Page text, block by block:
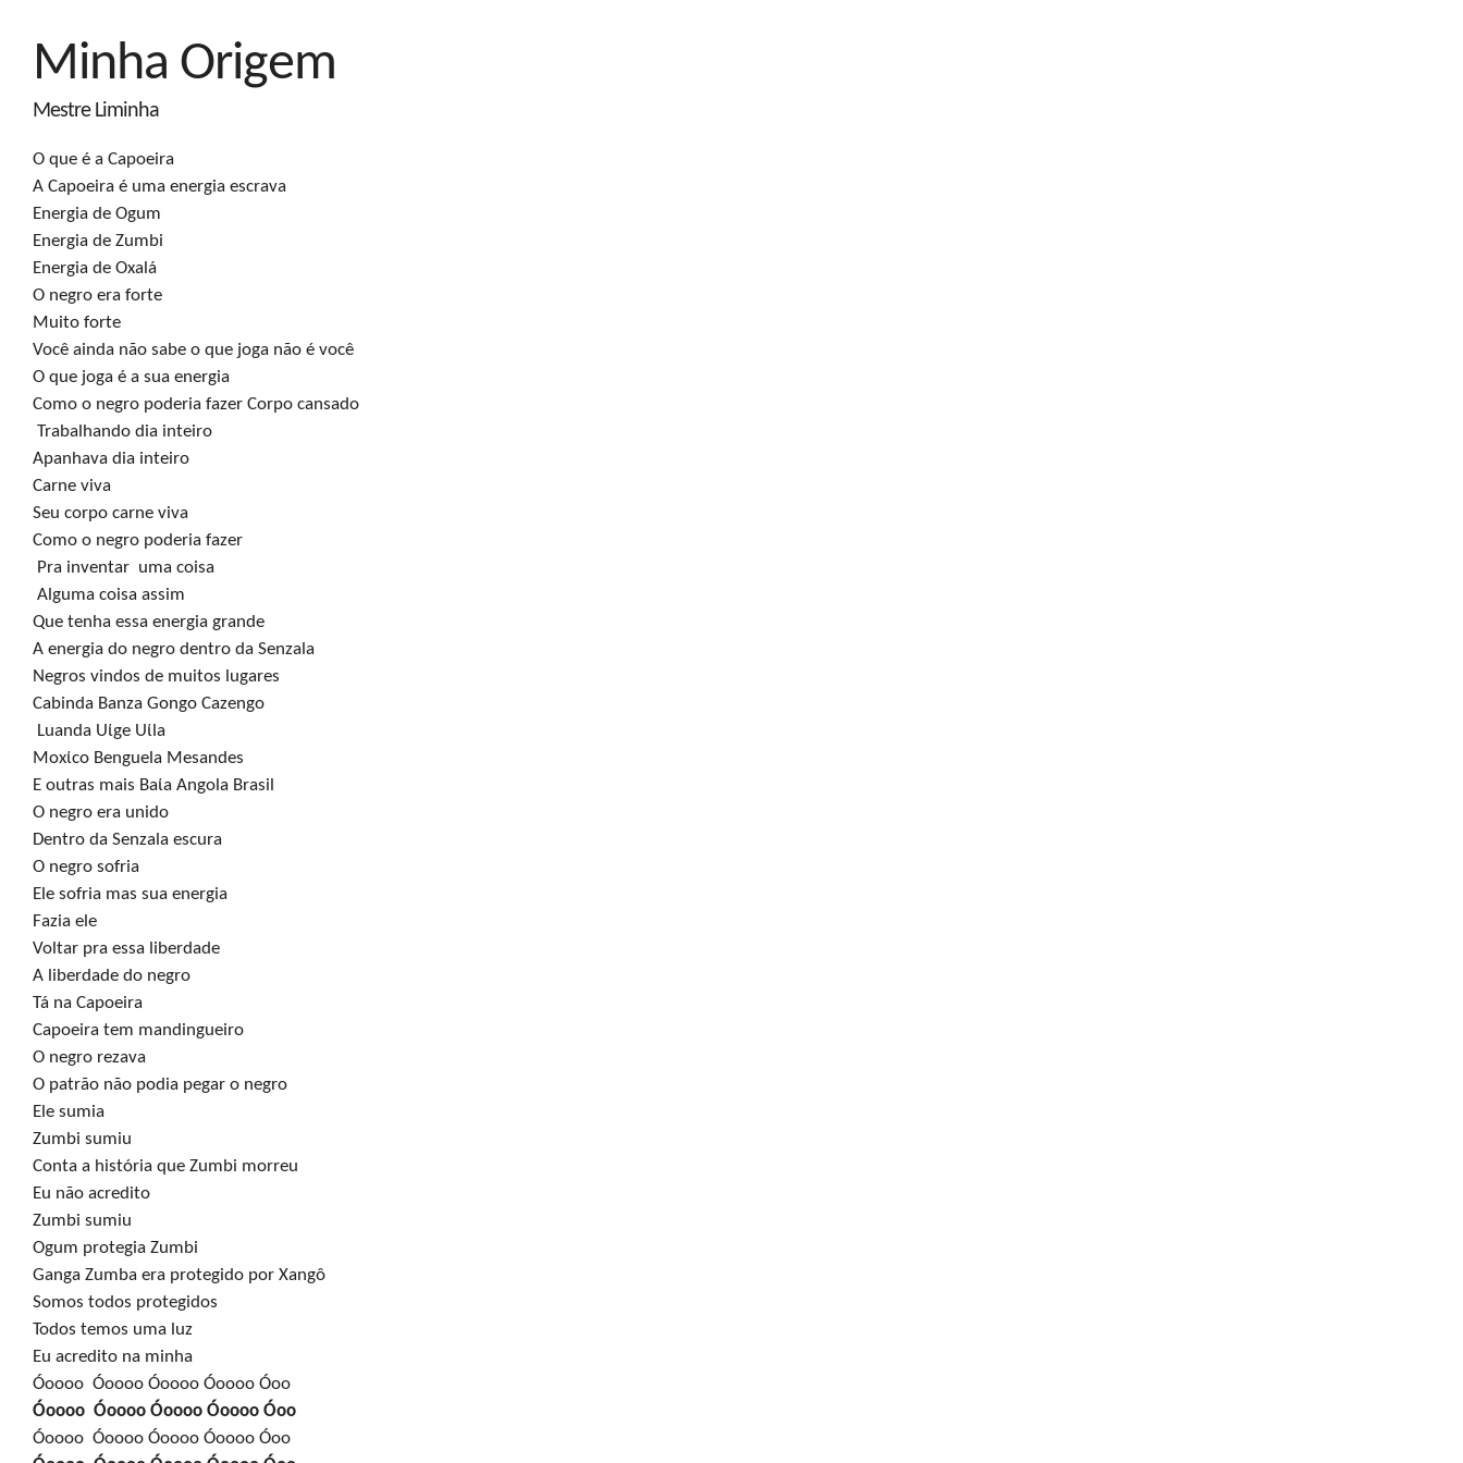
Minha Origem
Mestre Liminha
O que é a Capoeira
A Capoeira é uma energia escrava
Energia de Ogum
Energia de Zumbi
Energia de Oxalá
O negro era forte
Muito forte
Você ainda não sabe o que joga não é você
O que joga é a sua energia
Como o negro poderia fazer Corpo cansado
Trabalhando dia inteiro
Apanhava dia inteiro
Carne viva
Seu corpo carne viva
Como o negro poderia fazer
Pra inventar  uma coisa
Alguma coisa assim
Que tenha essa energia grande
A energia do negro dentro da Senzala
Negros vindos de muitos lugares
Cabinda Banza Gongo Cazengo
Luanda Uίge Uίla
Moxίco Benguela Mesandes
E outras mais Baίa Angola Brasil
O negro era unido
Dentro da Senzala escura
O negro sofria
Ele sofria mas sua energia
Fazia ele
Voltar pra essa liberdade
A liberdade do negro
Tá na Capoeira
Capoeira tem mandingueiro
O negro rezava
O patrão não podia pegar o negro
Ele sumia
Zumbi sumiu
Conta a história que Zumbi morreu
Eu não acredito
Zumbi sumiu
Ogum protegia Zumbi
Ganga Zumba era protegido por Xangô
Somos todos protegidos
Todos temos uma luz
Eu acredito na minha
Óoooo  Óoooo Óoooo Óoooo Óoo